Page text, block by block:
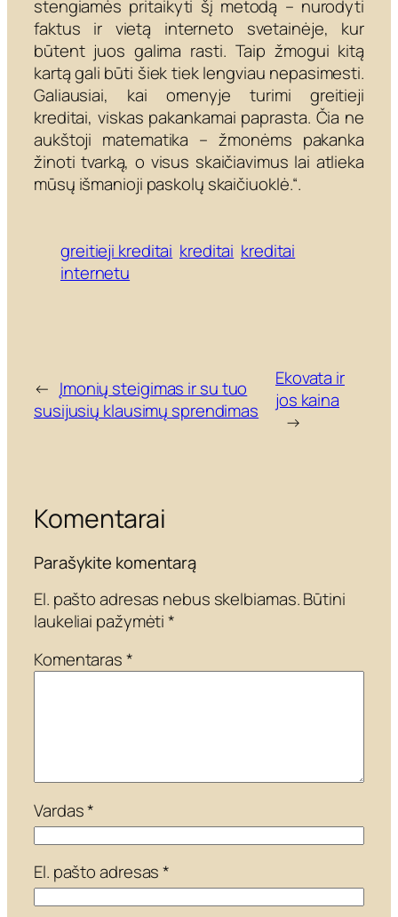
stengiamės pritaikyti šį metodą – nurodyti
faktus ir vietą interneto svetainėje, kur
būtent juos galima rasti. Taip žmogui kitą
kartą gali būti šiek tiek lengviau nepasimesti.
Galiausiai, kai omenyje turimi greitieji
kreditai, viskas pakankamai paprasta. Čia ne
aukštoji matematika – žmonėms pakanka
žinoti tvarką, o visus skaičiavimus lai atlieka
mūsų išmanioji paskolų skaičiuoklė.“.
greitieji kreditai kreditai kreditai
internetu
← Įmonių steigimas ir su tuo
susijusių klausimų sprendimas
Ekovata ir
jos kaina
→
Komentarai
Parašykite komentarą
El. pašto adresas nebus skelbiamas.Būtini
laukeliai pažymėti*
Komentaras*
Vardas*
El. pašto adresas*